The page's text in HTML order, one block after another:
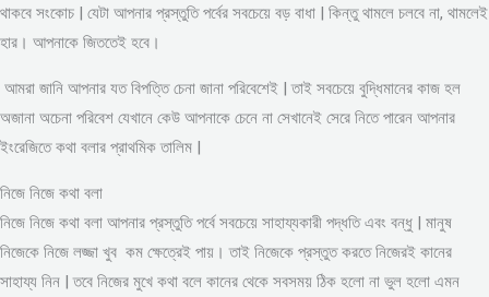
থাকবে সংকোচ | যেটা আপনার প্রস্তুতি পর্বের সবচেয়ে বড় বাধা | কিন্তু থামলে চলবে না, থামলেই
হার। আপনাকে জিততেই হবে।
আমরা জানি আপনার যত বিপত্তি চেনা জানা পরিবেশেই | তাই সবচেয়ে বুদ্ধিমানের কাজ হল
অজানা অচেনা পরিবেশ যেখানে কেউ আপনাকে চেনে না সেখানেই সেরে নিতে পারেন আপনার
ইংরেজিতে কথা বলার প্রাথমিক তালিম |
নিজে নিজে কথা বলা
নিজে নিজে কথা বলা আপনার প্রস্তুতি পর্বে সবচেয়ে সাহায্যকারী পদ্ধতি এবং বন্ধু | মানুষ
নিজেকে নিজে লজ্জা খুব কম ক্ষেত্রেই পায়। তাই নিজেকে প্রস্তুত করতে নিজেরই কানের
সাহায্য নিন | তবে নিজের মুখে কথা বলে কানের থেকে সবসময় ঠিক হলো না ভুল হলো এমন